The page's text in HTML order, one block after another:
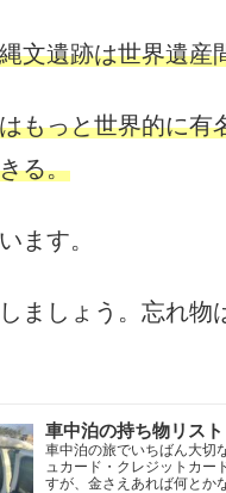
文遺跡は世界遺産
もっと世界的に有
る。
ます。
ましょう。忘れ物
車中泊の持ち物リスト
車中泊の旅でいちばん大切
ュカード・クレジットカー
すが、金さえあれば何とか